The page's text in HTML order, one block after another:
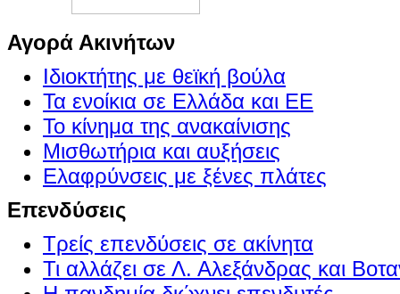
Αγορά Ακινήτων
Ιδιοκτήτης με θεϊκή βούλα
Τα ενοίκια σε Ελλάδα και ΕΕ
Το κίνημα της ανακαίνισης
Μισθωτήρια και αυξήσεις
Ελαφρύνσεις με ξένες πλάτες
Επενδύσεις
Τρείς επενδύσεις σε ακίνητα
Τι αλλάζει σε Λ. Αλεξάνδρας και